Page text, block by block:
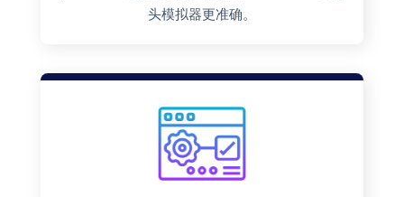
头模拟器更准确。